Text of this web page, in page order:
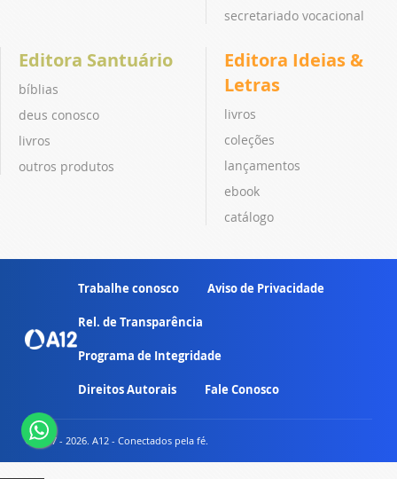
secretariado vocacional
Editora Santuário
bíblias
deus conosco
livros
outros produtos
Editora Ideias &
Letras
livros
coleções
lançamentos
ebook
catálogo
Trabalhe conosco Aviso de Privacidade
Rel. de Transparência
Programa de Integridade
Direitos Autorais Fale Conosco
© 2007 - 2026. A12 - Conectados pela fé.